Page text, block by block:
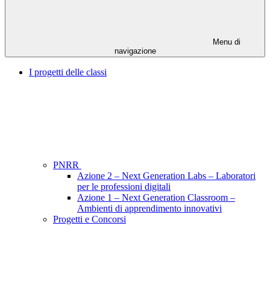
Menu di
navigazione
I progetti delle classi
PNRR
Azione 2 – Next Generation Labs – Laboratori
per le professioni digitali
Azione 1 – Next Generation Classroom –
Ambienti di apprendimento innovativi
Progetti e Concorsi